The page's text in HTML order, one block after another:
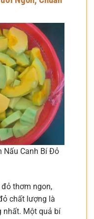
Nấu Canh Bí Đỏ
thơm ngon,
chất lượng là
nhất. Một quả bí